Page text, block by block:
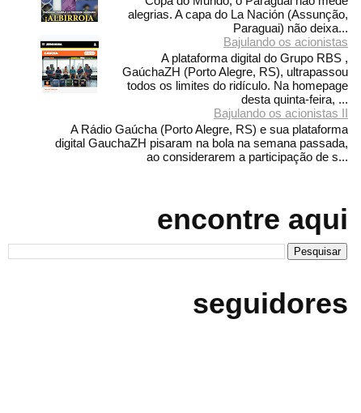
alegrias. A capa do La Nación (Assunção,
Paraguai) não deixa...
Bajulando os acionistas
A plataforma digital do Grupo RBS ,
GaúchaZH (Porto Alegre, RS), ultrapassou
todos os limites do ridículo. Na homepage
desta quinta-feira, ...
Bajulando os acionistas II
A Rádio Gaúcha (Porto Alegre, RS) e sua plataforma
digital GauchaZH pisaram na bola na semana passada,
ao considerarem a participação de s...
encontre aqui
seguidores